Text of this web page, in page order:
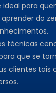
ideal para
do
técnicas
que se
clientes tais